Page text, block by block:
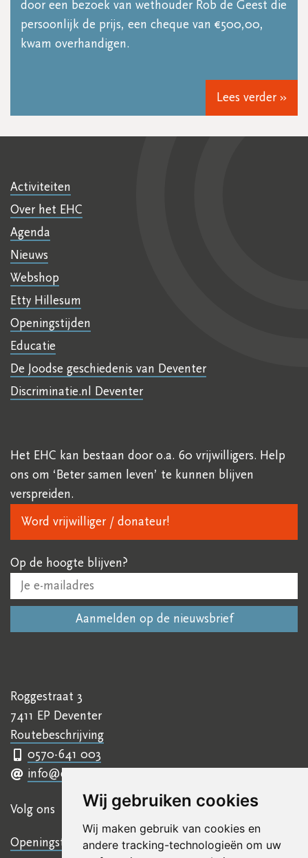
Wij gebruiken cookies
Wij maken gebruik van cookies en
andere tracking-technologieën om uw
Lees verder »
door een bezoek van wethouder Rob de Geest die
persoonlijk de prijs, een cheque van €500,00,
kwam overhandigen.
Activiteiten
Over het EHC
Agenda
Nieuws
Webshop
Etty Hillesum
Openingstijden
Educatie
De Joodse geschiedenis van Deventer
Discriminatie.nl Deventer
Het EHC kan bestaan door o.a. 60 vrijwilligers. Help
ons om ‘Beter samen leven’ te kunnen blijven
verspreiden.
Word vrijwilliger / donateur!
Op de hoogte blijven?
Roggestraat 3
7411 EP Deventer
Routebeschrijving
0570-641 003
info@ettyhillesumcentrum.nl
Volg ons
Openingstijden